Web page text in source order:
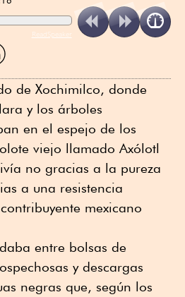
ReadSpeaker
de Xochimilco, donde
y los árboles
en el espejo de los
viejo llamado Axólotl
no gracias a la pureza
a una resistencia
mexicano
entre bolsas de
y descargas
negras que, según los